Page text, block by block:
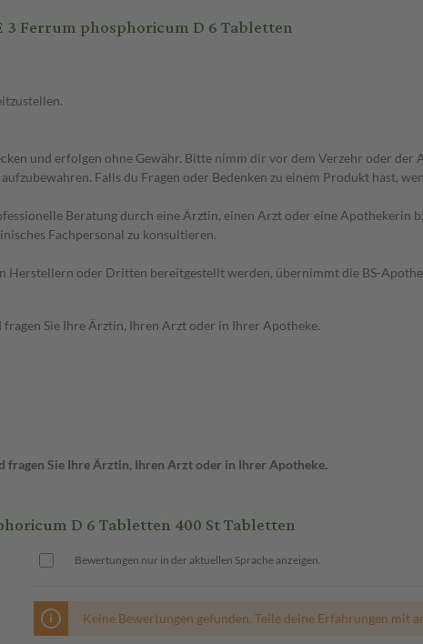
Ferrum phosphoricum D 6 Tabletten
und erfolgen ohne Gewähr. Bitte nimm dir vor dem Verzehr oder
Falls du Fragen oder Bedenken zu einem Produkt hast,
Beratung durch eine Ärztin, einen Arzt oder eine Apothekerin
Fachpersonal zu konsultieren.
oder Dritten bereitgestellt werden, übernimmt die BS-
Sie Ihre Ärztin, Ihren Arzt oder in Ihrer Apotheke.
fragen Sie Ihre Ärztin, Ihren Arzt oder in Ihrer Apotheke.
D 6 Tabletten 400 St Tabletten
Bewertungen nur in der aktuellen Sprache anzeigen.
Keine Bewertungen gefunden. Teile deine Erfahrungen mit